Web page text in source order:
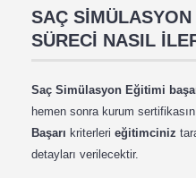
SAÇ
SÜRECİ NASIL
Saç Simülasyon Eğitimi
hemen sonra kurum
Başarı kriterleri eğitimciniz
detayları verilecektir.